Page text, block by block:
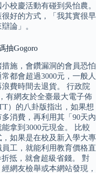
校慶活動有碰到吳怡農。
好的方式，「我其實很早
論」。
抽Gogoro
施，會鑽漏洞的會員恐怕
都會超過3000元，一般人
費時間去退貨。 行政院
有網友於全臺最大電子佈
）的八卦版指出，如果想
消費，再利用其「90天內
拿到3000元現金。 比較
如果是在校及新入學大專
工，就能利用教育價格直
抵，就會超級省錢。 對
網友檢舉或本網站發現，